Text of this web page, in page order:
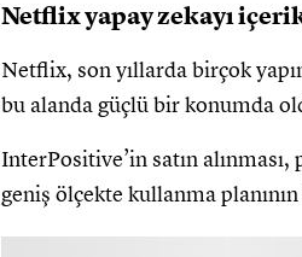
Netflix yapay zekayı
Netflix, son yıllarda birçok
bu alanda güçlü bir konumda
InterPositive’in satın
geniş ölçekte kullanma